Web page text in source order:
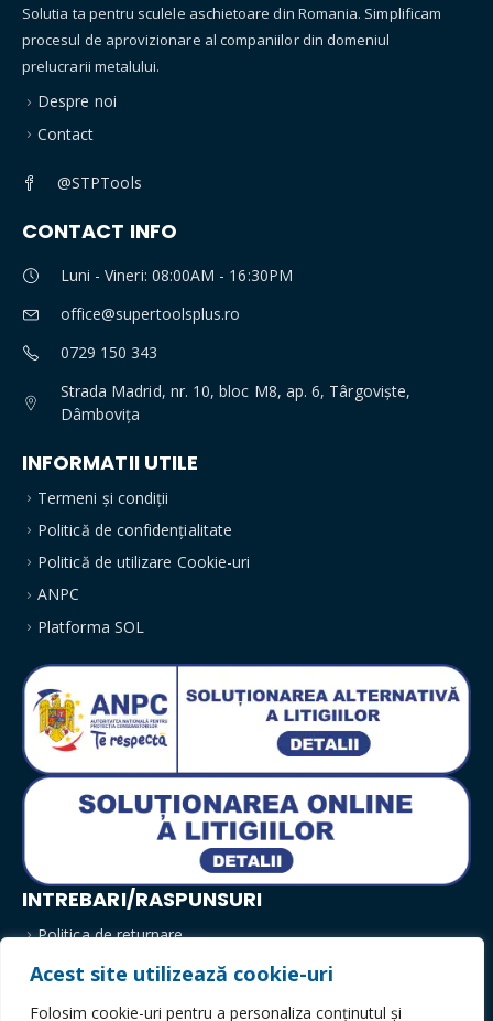
Acest site utilizează cookie-uri
Folosim cookie-uri pentru a personaliza conținutul și
Solutia ta pentru sculele aschietoare din Romania. Simplificam
procesul de aprovizionare al companiilor din domeniul
prelucrarii metalului.
Despre noi
Contact
@STPTools
CONTACT INFO
Luni - Vineri: 08:00AM - 16:30PM
office@supertoolsplus.ro
0729 150 343
Strada Madrid, nr. 10, bloc M8, ap. 6, Târgoviște,
Dâmbovița
INFORMATII UTILE
Termeni și condiții
Politică de confidențialitate
Politică de utilizare Cookie-uri
ANPC
Platforma SOL
INTREBARI/RASPUNSURI
Politica de returnare
Modalitati de plata